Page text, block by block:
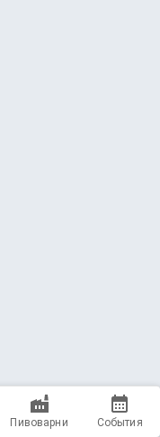
Пивоварни События